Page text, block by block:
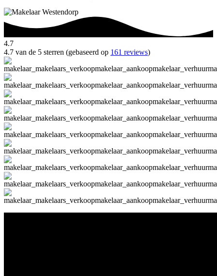
4.7
4.7 van de 5 sterren (gebaseerd op 161 reviews)